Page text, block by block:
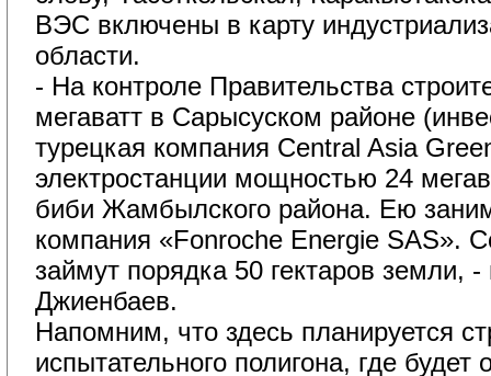
ВЭС включены в карту
области.
- На контроле Правительства
мегаватт в Сарысуском районе
турецкая компания Central Asia
электростанции мощностью 24
биби Жамбылского района. Ею
компания «Fonroсhe Energie SAS».
займут порядка 50 гектаров земли, -
Джиенбаев.
Напомним, что здесь планируется
испытательного полигона, где будет